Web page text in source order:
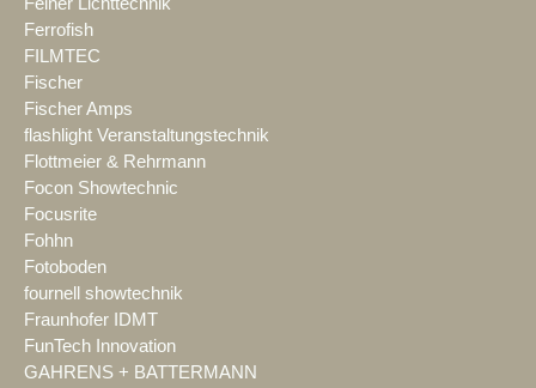
Feiner Lichttechnik
Ferrofish
FILMTEC
Fischer
Fischer Amps
flashlight Veranstaltungstechnik
Flottmeier & Rehrmann
Focon Showtechnic
Focusrite
Fohhn
Fotoboden
fournell showtechnik
Fraunhofer IDMT
FunTech Innovation
GAHRENS + BATTERMANN